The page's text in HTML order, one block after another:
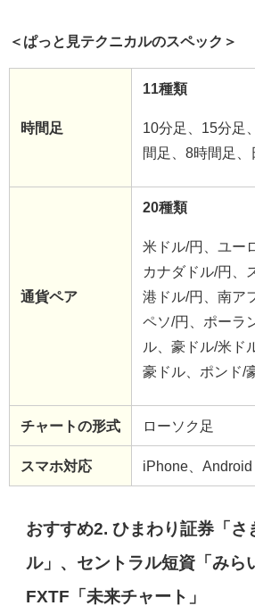
＜ぱっと見テクニカルのスペック＞
時間足
11種類
10分足、15分足
間足、8時間足
通貨ペア
20種類
米ドル/円、ユー
カナダドル/円、
港ドル/円、南ア
ペソ/円、ポーラ
ル、豪ドル/米ド
豪ドル、ポンド/
チャートの形式 ローソク足
スマホ対応 iPhone、Android
おすすめ2. ひまわり証券「さ
ル」、セントラル短資「みら
FXTF「未来チャート」